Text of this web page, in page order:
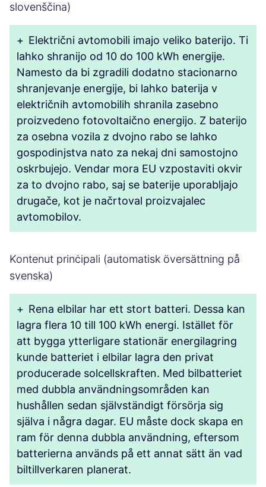
slovenščina)
+ Električni avtomobili imajo veliko baterijo. Ti
lahko shranijo od 10 do 100 kWh energije.
Namesto da bi zgradili dodatno stacionarno
shranjevanje energije, bi lahko baterija v
električnih avtomobilih shranila zasebno
proizvedeno fotovoltaično energijo. Z baterijo
za osebna vozila z dvojno rabo se lahko
gospodinjstva nato za nekaj dni samostojno
oskrbujejo. Vendar mora EU vzpostaviti okvir
za to dvojno rabo, saj se baterije uporabljajo
drugače, kot je načrtoval proizvajalec
avtomobilov.
Kontenut prinċipali (automatisk översättning på
svenska)
+ Rena elbilar har ett stort batteri. Dessa kan
lagra flera 10 till 100 kWh energi. Istället för
att bygga ytterligare stationär energilagring
kunde batteriet i elbilar lagra den privat
producerade solcellskraften. Med bilbatteriet
med dubbla användningsområden kan
hushållen sedan självständigt försörja sig
själva i några dagar. EU måste dock skapa en
ram för denna dubbla användning, eftersom
batterierna används på ett annat sätt än vad
biltillverkaren planerat.